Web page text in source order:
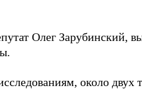
Олег Зарубинский,
около двух